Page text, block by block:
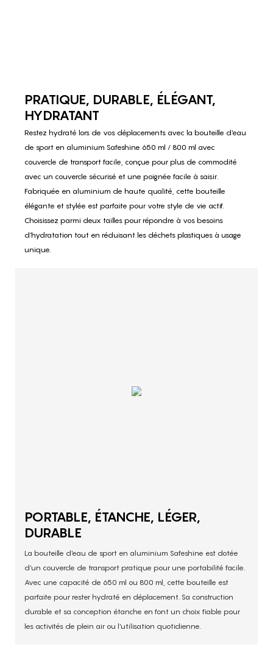
PRATIQUE, DURABLE, ÉLÉGANT,
HYDRATANT
Restez hydraté lors de vos déplacements avec la bouteille d'eau
de sport en aluminium Safeshine 650 ml / 800 ml avec
couvercle de transport facile, conçue pour plus de commodité
avec un couvercle sécurisé et une poignée facile à saisir.
Fabriquée en aluminium de haute qualité, cette bouteille
élégante et stylée est parfaite pour votre style de vie actif.
Choisissez parmi deux tailles pour répondre à vos besoins
d'hydratation tout en réduisant les déchets plastiques à usage
unique.
PORTABLE, ÉTANCHE, LÉGER,
DURABLE
La bouteille d'eau de sport en aluminium Safeshine est dotée
d'un couvercle de transport pratique pour une portabilité facile.
Avec une capacité de 650 ml ou 800 ml, cette bouteille est
parfaite pour rester hydraté en déplacement. Sa construction
durable et sa conception étanche en font un choix fiable pour
les activités de plein air ou l'utilisation quotidienne.